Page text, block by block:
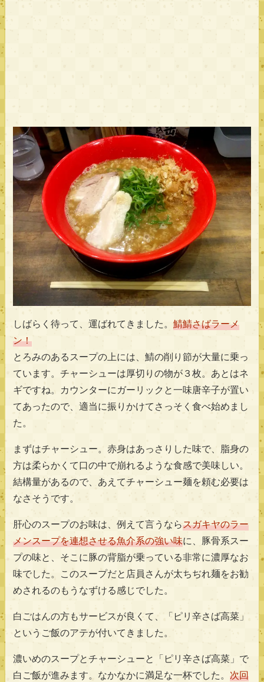
しばらく待って、運ばれてきました。 鯖鯖さばラーメ
ン！
とろみのあるスープの上には、鯖の削り節が大量に乗っ
ています。チャーシューは厚切りの物が３枚。あとはネ
ギですね。カウンターにガーリックと一味唐辛子が置い
てあったので、適当に振りかけてさっそく食べ始めまし
た。
まずはチャーシュー。赤身はあっさりした味で、脂身の
方は柔らかくて口の中で崩れるような食感で美味しい。
結構量があるので、あえてチャーシュー麺を頼む必要は
なさそうです。
肝心のスープのお味は、例えて言うならスガキヤのラー
メンスープを連想させる魚介系の強い味に、豚骨系スー
プの味と、そこに豚の背脂が乗っている非常に濃厚なお
味でした。このスープだと店員さんが太ちぢれ麺をお勧
めされるのもうなずける感じでした。
白ごはんの方もサービスが良くて、「ピリ辛さば高菜」
というご飯のアテが付いてきました。
濃いめのスープとチャーシューと「ピリ辛さば高菜」で
白ご飯が進みます。なかなかに満足な一杯でした。 次回